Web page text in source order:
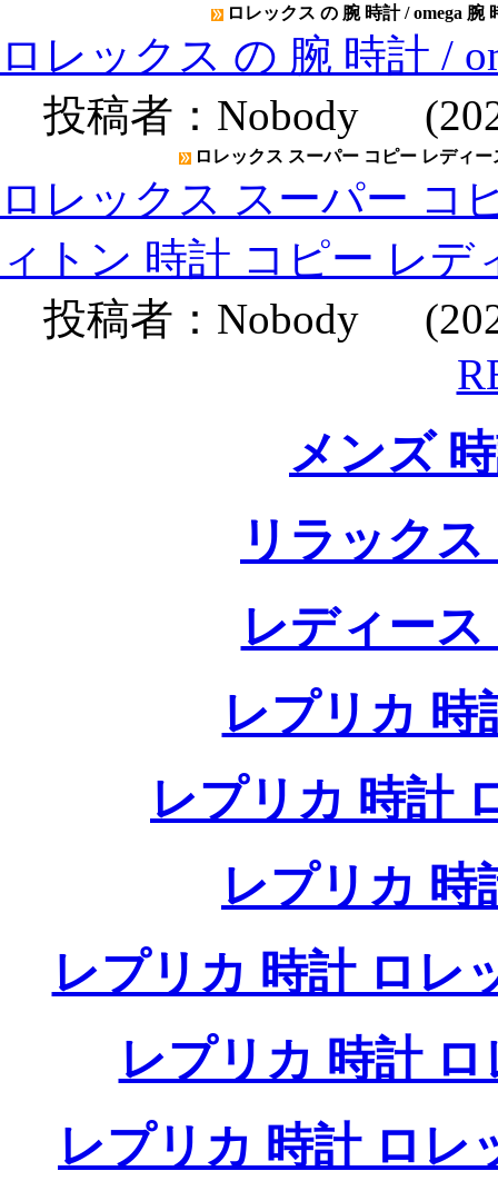
ロレックス の 腕 時計 / omega 腕
ロレックス の 腕 時計 /
投稿者： Nobody
ロレックス スーパー コピー レディ
ロレックス スーパー コ
ィトン 時計 コピー レデ
投稿者： Nobody
メンズ
リラック
レディー
レプリカ 時
レプリカ 時計
レプリカ 時
レプリカ 時計 ロレ
レプリカ 時計
レプリカ 時計 ロレ